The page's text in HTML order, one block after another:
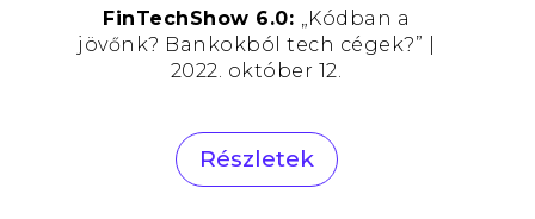
FinTechShow 6.0: „Kódban a
jövőnk? Bankokból tech cégek?” |
2022. október 12.
Részletek